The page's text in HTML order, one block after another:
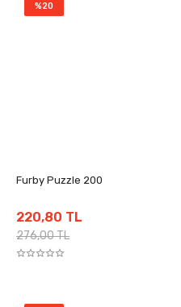
%20
Furby Puzzle 200
220,80 TL
276,00 TL